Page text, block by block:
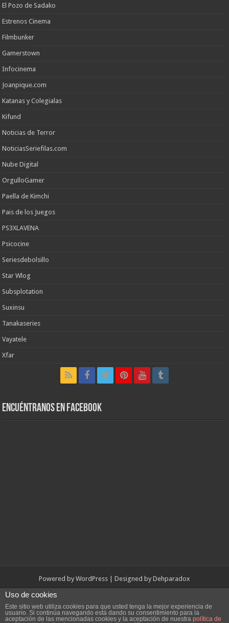
El Pozo de Sadako
Estrenos Cinema
Filmbunker
Gamerstown
Infocinema
Joanpique.com
Katanas y Colegialas
Kifund
Noticias de Terror
NoticiasSeriefilas.com
Nube Digital
OrgulloGamer
Paella de Kimchi
Pais de los Juegos
PS3XLAVENA
Psicocine
Seriesdebolsillo
Star Wlog
Subsplotation
Suxinsu
Tanakaseries
Vayatele
Xfar
Encuéntranos en Facebook
Powered by WordPress | Designed by Dehparadox
© Copyright 2010-2026, Dehparadox.es
Uso de cookies
Este sitio web utiliza cookies para que usted tenga la mejor experiencia de
usuario. Si continúa navegando está dando su consentimiento para la
aceptación de las mencionadas cookies y la aceptación de nuestra política de